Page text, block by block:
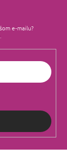
e‑mailu?